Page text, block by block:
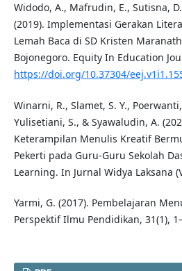
Widodo, A., Mafrudin, E., Sutisna,
(2019). Implementasi Gerakan
Lemah Baca di SD Kristen
Bojonegoro. Equity In Education
https://doi.org/10.37304/
Winarni, R., Slamet, S. Y.,
Yulisetiani, S., & Syawaludin, A.
Keterampilan Menulis Kreatif
Pekerti pada Guru-Guru Sekolah
Learning. In Jurnal Widya Laksana
Yarmi, G. (2017). Pembelajaran
Perspektif Ilmu Pendidikan, 31(1),